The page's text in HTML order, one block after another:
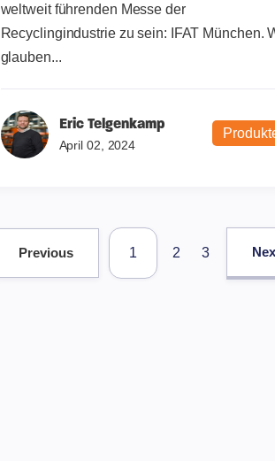
weltweit führenden Messe der
Recyclingindustrie zu sein: IFAT München.
glauben...
Eric Telgenkamp
April 02, 2024
Previous 1 2 3